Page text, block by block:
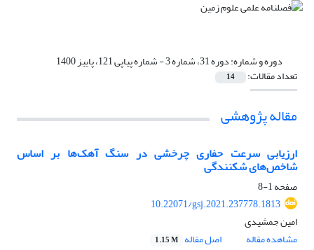
دوره و شماره:دوره 31، شماره 3 - شماره پیاپی 121، پاییز 1400
تعداد مقالات: 14
مقاله پژوهشی
ارزیابی سرعت حفاری‌ چرخشی در سنگ آهک‌ها بر اساس
شاخص‌های شکنندگی
صفحه1-8
10.22071/gsj.2021.237778.1813
امین جمشیدی
مشاهده مقاله
اصل مقاله 1.15 M